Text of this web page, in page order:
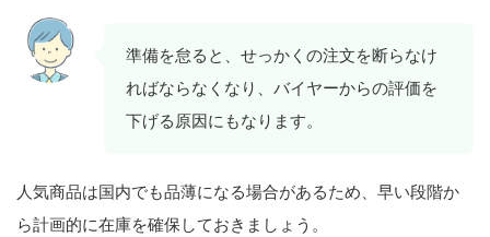
準備を怠ると、せっかくの注文を断らなけ
ればならなくなり、バイヤーからの評価を
下げる原因にもなります。
人気商品は国内でも品薄になる場合があるため、早い段階か
ら計画的に在庫を確保しておきましょう。